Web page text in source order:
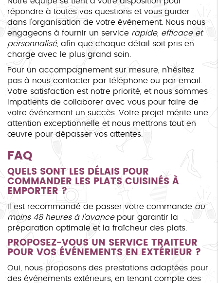
répondre à toutes vos questions et vous guider
dans l'organisation de votre événement. Nous nous
engageons à fournir un service rapide, efficace et
personnalisé, afin que chaque détail soit pris en
charge avec le plus grand soin.
Pour un accompagnement sur mesure, n'hésitez
pas à nous contacter par téléphone ou par email.
Votre satisfaction est notre priorité, et nous sommes
impatients de collaborer avec vous pour faire de
votre événement un succès. Votre projet mérite une
attention exceptionnelle et nous mettrons tout en
œuvre pour dépasser vos attentes.
FAQ
QUELS SONT LES DÉLAIS POUR
COMMANDER LES PLATS CUISINÉS À
EMPORTER ?
Il est recommandé de passer votre commande au
moins 48 heures à l'avancepour garantir la
préparation optimale et la fraîcheur des plats.
PROPOSEZ-VOUS UN SERVICE TRAITEUR
POUR VOS ÉVÉNEMENTS EN EXTÉRIEUR ?
Oui, nous proposons des prestations adaptées pour
des événements extérieurs, en tenant compte des